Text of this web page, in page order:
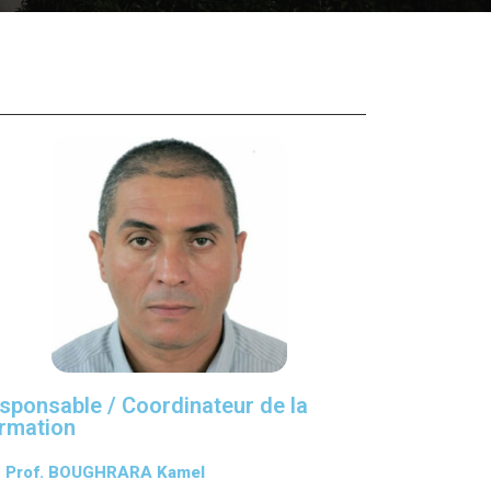
des Relations
sportives
et
/ Coordinateur de la
Prof. BOUGHRARA Kamel